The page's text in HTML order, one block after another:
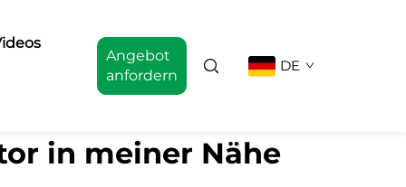
Angebot
anfordern
DE
in meiner Nähe